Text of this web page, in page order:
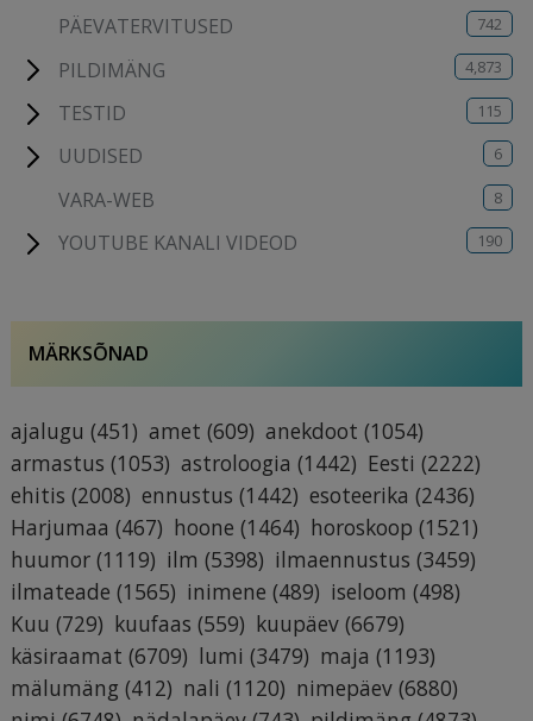
PÄEVATERVITUSED 742
PILDIMÄNG 4,873
TESTID 115
UUDISED 6
VARA-WEB 8
YOUTUBE KANALI VIDEOD 190
MÄRKSÕNAD
ajalugu (451) amet (609) anekdoot (1054)
armastus (1053) astroloogia (1442) Eesti (2222)
ehitis (2008) ennustus (1442) esoteerika (2436)
Harjumaa (467) hoone (1464) horoskoop (1521)
huumor (1119) ilm (5398) ilmaennustus (3459)
ilmateade (1565) inimene (489) iseloom (498)
Kuu (729) kuufaas (559) kuupäev (6679)
käsiraamat (6709) lumi (3479) maja (1193)
mälumäng (412) nali (1120) nimepäev (6880)